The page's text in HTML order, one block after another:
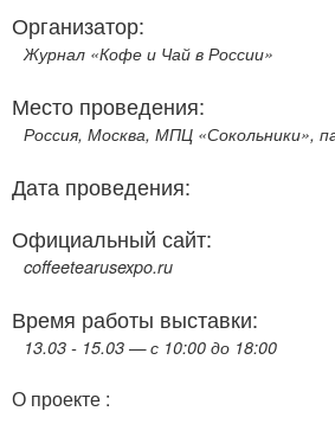
Организатор:
Журнал «Кофе и Чай в России»
Место проведения:
Россия, Москва, МПЦ «Сокольники»,
Дата проведения:
Официальный сайт:
coffeetearusexpo.ru
Время работы выставки:
13.03 - 15.03 — с 10:00 до 18:00
О проекте :